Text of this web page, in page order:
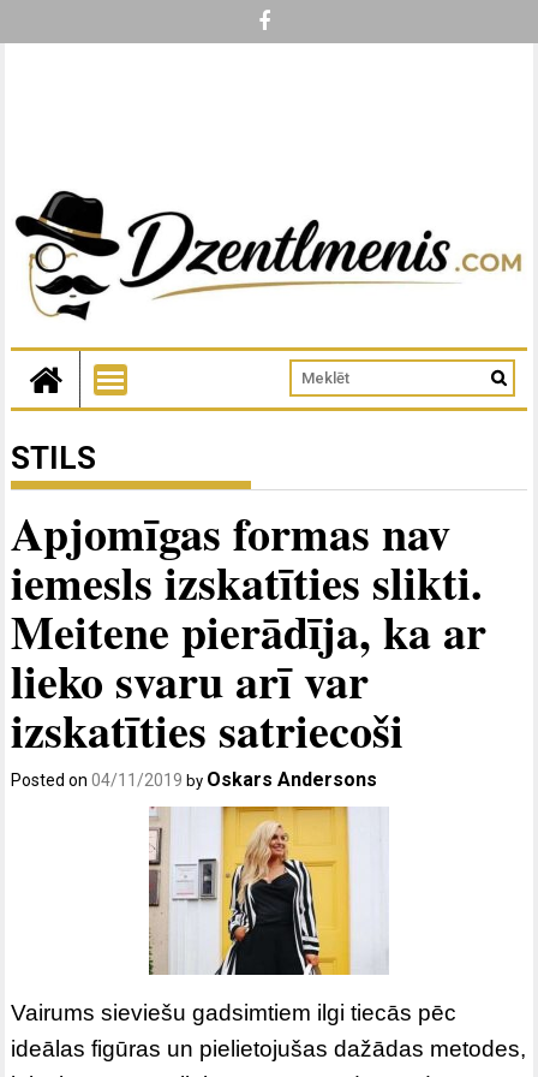
STILS
Apjomīgas formas nav
iemesls izskatīties slikti.
Meitene pierādīja, ka ar
lieko svaru arī var
izskatīties satriecoši
Posted on04/11/2019 by Oskars Andersons
Vairums sieviešu gadsimtiem ilgi tiecās pēc
ideālas figūras un pielietojušas dažādas metodes,